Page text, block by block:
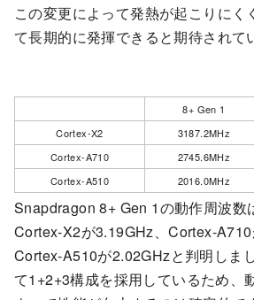
この変更によって発熱が起こりにく
て長期的に発揮できると期待されて
8+ Gen 1
Cortex-X2
3187.2MHz
Cortex-A710
2745.6MHz
Cortex-A510
2016.0MHz
Snapdragon 8+ Gen 1の動作周波数
Cortex-X2が3.19GHz、Cortex-A710
Cortex-A510が2.02GHzと判明しま
て1+2+3構成を採用しているため、